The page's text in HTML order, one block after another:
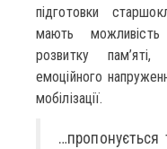
підготовки
мають
розвитку
емоційного
мобілізації.
…пропонується